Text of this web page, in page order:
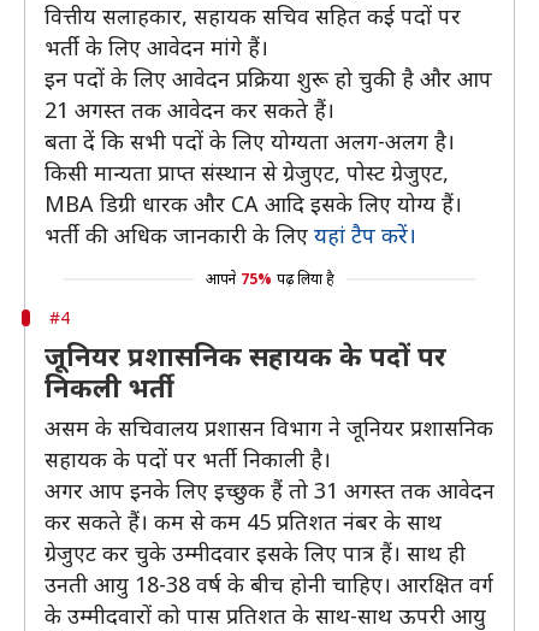
वित्तीय सलाहकार, सहायक सचिव सहित कई पदों पर
भर्ती के लिए आवेदन मांगे हैं।
इन पदों के लिए आवेदन प्रक्रिया शुरू हो चुकी है और आप
21 अगस्त तक आवेदन कर सकते हैं।
बता दें कि सभी पदों के लिए योग्यता अलग-अलग है।
किसी मान्यता प्राप्त संस्थान से ग्रेजुएट, पोस्ट ग्रेजुएट,
MBA डिग्री धारक और CA आदि इसके लिए योग्य हैं।
भर्ती की अधिक जानकारी के लिए यहां टैप करें।
आपने 75% पढ़ लिया है
#4
जूनियर प्रशासनिक सहायक के पदों पर
निकली भर्ती
असम के सचिवालय प्रशासन विभाग ने जूनियर प्रशासनिक
सहायक के पदों पर भर्ती निकाली है।
अगर आप इनके लिए इच्छुक हैं तो 31 अगस्त तक आवेदन
कर सकते हैं। कम से कम 45 प्रतिशत नंबर के साथ
ग्रेजुएट कर चुके उम्मीदवार इसके लिए पात्र हैं। साथ ही
उनती आयु 18-38 वर्ष के बीच होनी चाहिए। आरक्षित वर्ग
के उम्मीदवारों को पास प्रतिशत के साथ-साथ ऊपरी आयु